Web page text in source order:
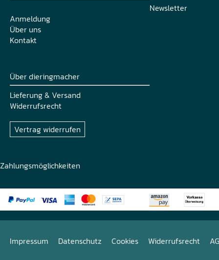
Newsletter
Anmeldung
Über uns
Kontakt
Über dieringmacher
Lieferung & Versand
Widerrufsrecht
Vertrag widerrufen
Zahlungsmöglichkeiten
Impressum Datenschutz Cookies Widerrufsrecht